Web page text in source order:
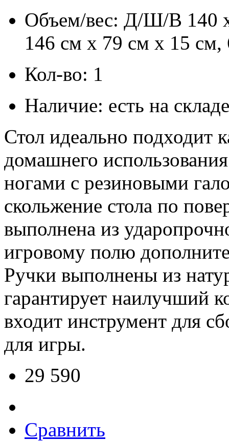
Объем/вес: Д/Ш/В 140 x
146 см х 79 см х 15 см,
Кол-во: 1
Наличие: есть на складе
Стол идеально подходит
домашнего
ногами с резиновыми
скольжение стола по
выполнена из
игровому полю
Ручки выполнены из
гарантирует наилучший
входит инструмент для
для игры.
29 590
Сравнить